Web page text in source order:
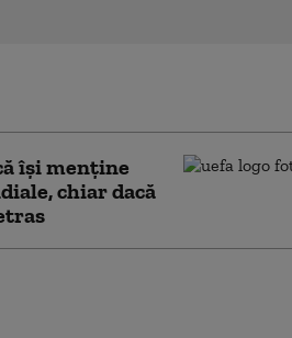
îşi menţine
chiar dacă